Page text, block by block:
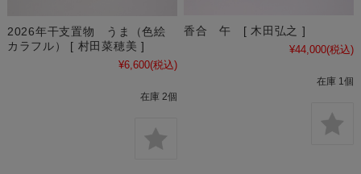
2026年干支置物 うま（色絵
カラフル） [ 村田菜穂美 ]
¥6,600(税込)
在庫 2個
香合 午 [ 木田弘之 ]
¥44,000(税込)
在庫 1個